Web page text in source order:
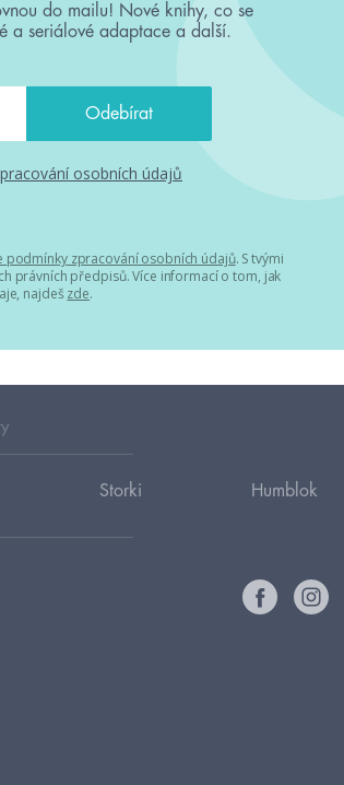
do mailu! Nové knihy, co se
a seriálové adaptace a další.
osobních údajů
podmínky zpracování osobních údajů. S tvými
právních předpisů. Více informací o tom, jak
najdeš zde.
Storki Humblok